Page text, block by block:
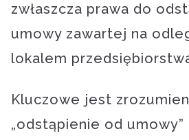
zwłaszcza prawa do
umowy zawartej na
lokalem
Kluczowe jest
„odstąpienie od